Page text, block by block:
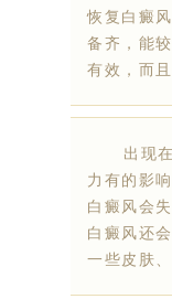
恢复白癜
备齐，能
有效，而
出现在
力有的影
白癜风会
白癜风还
一些皮肤